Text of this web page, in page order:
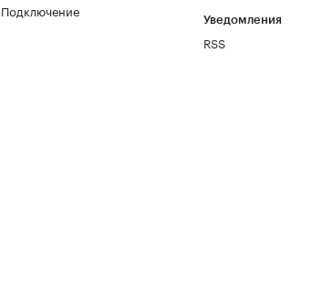
Подключение
Уведомления
RSS